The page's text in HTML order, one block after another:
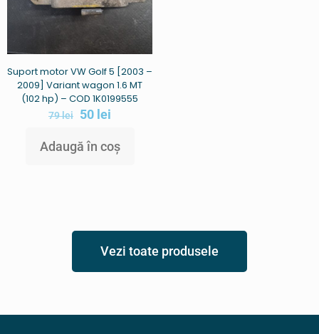
Suport motor VW Golf 5 [2003 –
2009] Variant wagon 1.6 MT
(102 hp) – COD 1K0199555
79lei 50 lei
Adaugă în coș
Vezi toate produsele